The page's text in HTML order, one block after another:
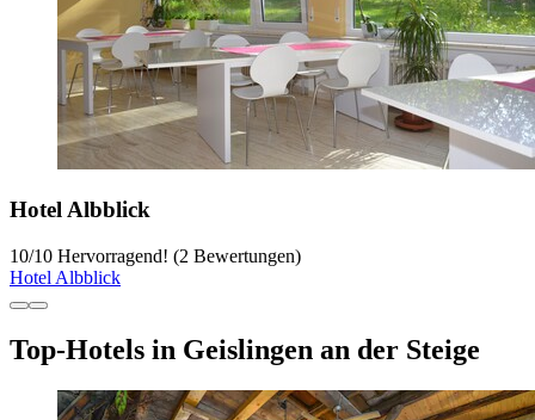
Hotel Albblick
10/10 Hervorragend! (2 Bewertungen)
Hotel Albblick
Top-Hotels in Geislingen an der Steige